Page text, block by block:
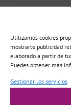
Utilizamos cookies
mostrarte publicidad
elaborado a partir de
Puedes obtener más
Gestionar los servicios
Acerca de
Centros